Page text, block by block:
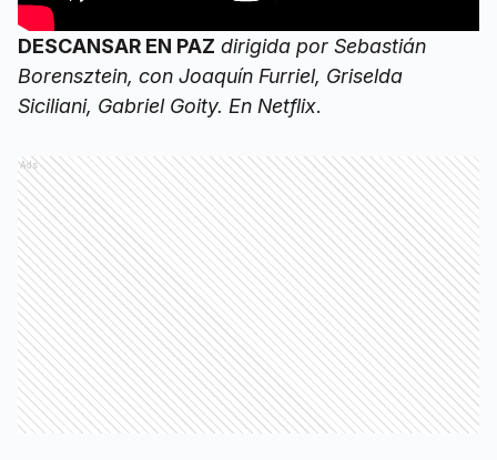
DESCANSAR EN PAZ dirigida por Sebastián
Borensztein, con Joaquín Furriel, Griselda
Siciliani, Gabriel Goity. En Netflix.
Ads